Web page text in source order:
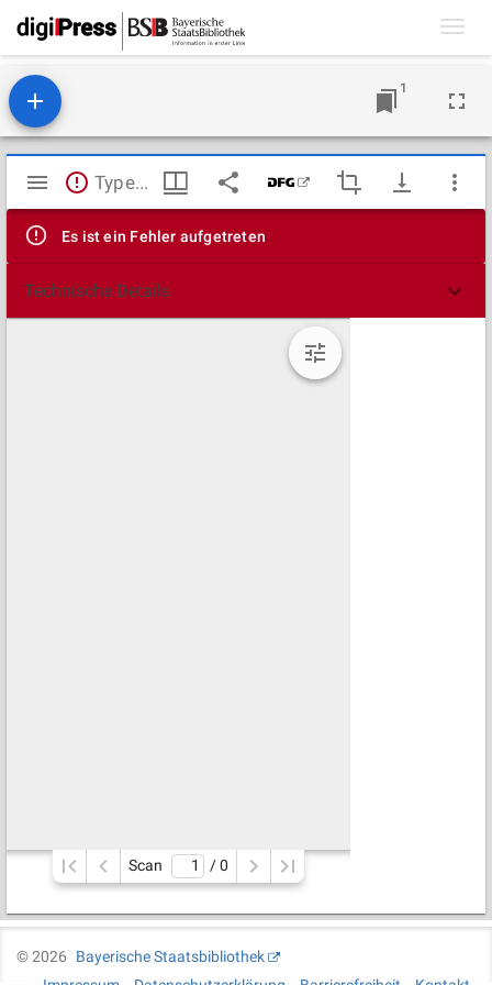
1
Mirador
Viewer
TypeError: Failed to fetch
Es ist ein Fehler aufgetreten
Technische Details
Scan / 0
©2026
Bayerische Staatsbibliothek